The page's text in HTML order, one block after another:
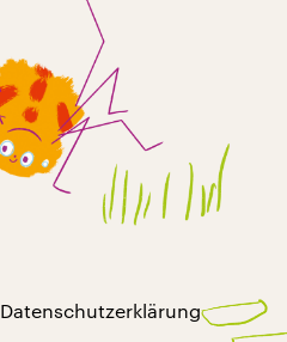
Datenschutzerklärung